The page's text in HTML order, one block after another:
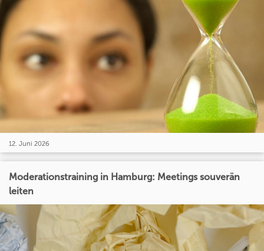
12. Juni 2026
Moderationstraining in Hamburg: Meetings souverän
leiten